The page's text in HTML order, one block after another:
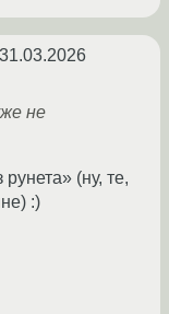
31.03.2026
не
(ну, те,
:)